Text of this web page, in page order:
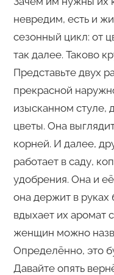
невредим, есть и
сезонный цикл: от
так далее. Таково
Представьте двух
прекрасной
изысканном стуле,
цветы. Она
корней. И далее,
работает в саду,
удобрения. Она и
она держит в руках
вдыхает их аромат
женщин можно
Определённо, это
Давайте опять